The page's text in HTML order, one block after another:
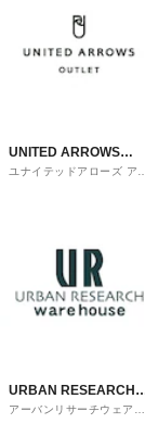
UNITED ARROWS
OUTLET
ユナイテッドアローズ アウ
URBAN RESEARCH
ware house
アーバンリサーチウェアハ